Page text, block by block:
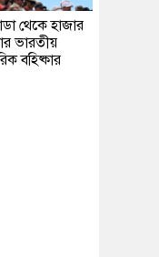
থেকে হাজার
ভারতীয়
বহিষ্কার